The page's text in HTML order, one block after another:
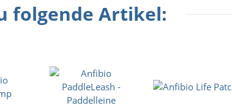
folgende Artikel: